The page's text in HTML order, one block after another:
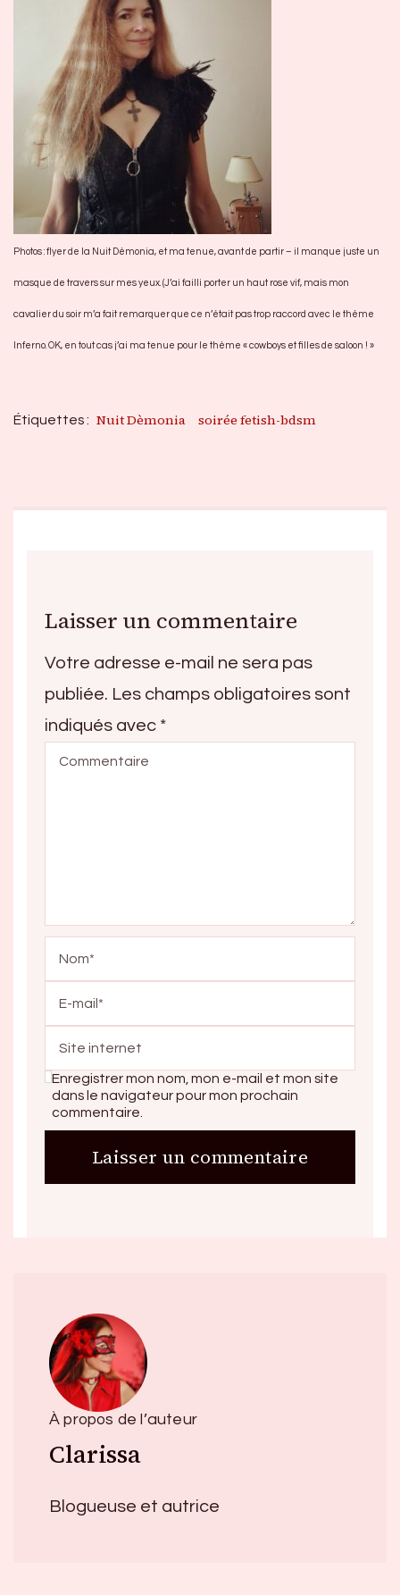
Photos : flyer de la Nuit Dèmonia, et ma tenue, avant de partir – il manque juste un
masque de travers sur mes yeux. (J’ai failli porter un haut rose vif, mais mon
cavalier du soir m’a fait remarquer que ce n’était pas trop raccord avec le thème
Inferno. OK, en tout cas j’ai ma tenue pour le thème « cowboys et filles de saloon ! »
Étiquettes : Nuit Dèmonia soirée fetish-bdsm
Laisser un commentaire
Votre adresse e-mail ne sera pas
publiée. Les champs obligatoires sont
indiqués avec *
Enregistrer mon nom, mon e-mail et mon site
dans le navigateur pour mon prochain
commentaire.
À propos de l’auteur
Clarissa
Blogueuse et autrice